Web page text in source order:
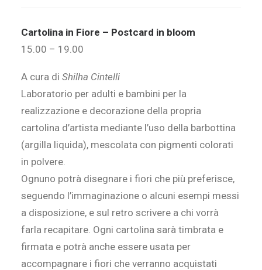
Cartolina in Fiore – Postcard in bloom
15.00 – 19.00
A cura di Shilha Cintelli
Laboratorio per adulti e bambini per la
realizzazione e decorazione della propria
cartolina d’artista mediante l’uso della barbottina
(argilla liquida), mescolata con pigmenti colorati
in polvere.
Ognuno potrà disegnare i fiori che più preferisce,
seguendo l’immaginazione o alcuni esempi messi
a disposizione, e sul retro scrivere a chi vorrà
farla recapitare. Ogni cartolina sarà timbrata e
firmata e potrà anche essere usata per
accompagnare i fiori che verranno acquistati